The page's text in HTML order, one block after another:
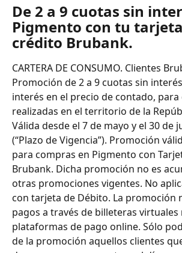
De 2 a 9 cuotas sin
Pigmento con tu
crédito Brubank.
CARTERA DE CONSUMO. Clientes
Promoción de 2 a 9 cuotas sin
interés en el precio de contado,
realizadas en el territorio de la
Válida desde el 7 de mayo y el 30 de
(“Plazo de Vigencia”). Promoción
para compras en Pigmento con
Brubank. Dicha promoción no es
otras promociones vigentes. No
con tarjeta de Débito. La promoción
pagos a través de billeteras virtuales
plataformas de pago online. Sólo
de la promoción aquellos clientes